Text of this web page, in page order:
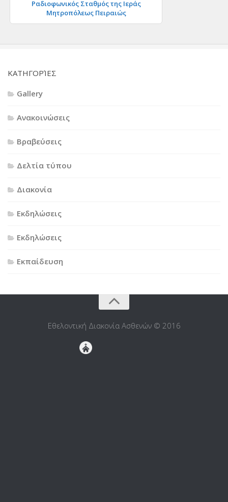
Ραδιοφωνικός Σταθμός της Ιεράς
Μητροπόλεως Πειραιώς
KΑΤΗΓΟΡΊΕΣ
Gallery
Ανακοινώσεις
Βραβεύσεις
Δελτία τύπου
Διακονία
Εκδηλώσεις
Εκδηλώσεις
Εκπαίδευση
Εθελοντική Διακονία Ασθενών © 2016